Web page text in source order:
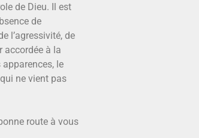
de Dieu. Il est
de
l’agressivité, de
accordée à la
le
ne vient pas
route à vous